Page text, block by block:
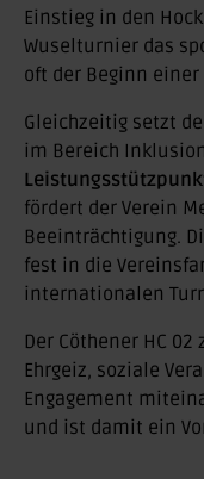
Einstieg in den
Wuselturnier das
oft der Beginn
Gleichzeitig setzt
im Bereich
fördert der Verein
Beeinträchtigung.
fest in die
internationalen
Der Cöthener HC
Ehrgeiz, soziale
Engagement
und ist damit ein